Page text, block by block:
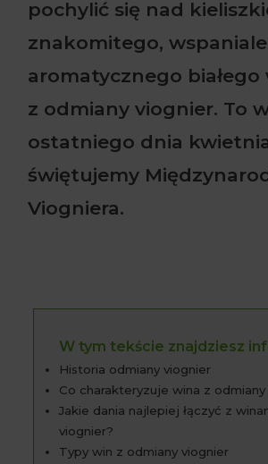
W tym tekście znajdziesz
Historia odmiany viognier
Co charakteryzuje wina z odmiany
Jakie dania najlepiej łączyć z
viognier?
Typy win z odmiany viognier
pochylić się nad
znakomitego, wspaniale
aromatycznego białego
z odmiany viognier. To
ostatniego dnia
świętujemy
Viogniera.